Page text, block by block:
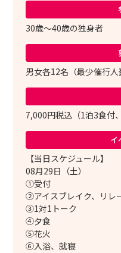
30歳～40歳の独身者
男女各12名（最少催行人
7,000円税込（1泊3食付
イ
【当日スケジュール】
08月29日（土）
①受付
②アイスブレイク、リレ
③1対1トーク
④夕食
⑤花火
⑥入浴、就寝